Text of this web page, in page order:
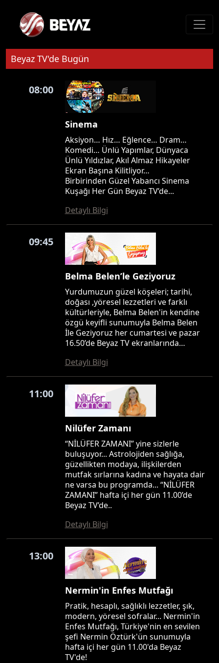
Beyaz TV'de Bugün
08:00
Sinema
Aksiyon… Hız… Eğlence… Dram…
Komedi… Ünlü Yapımlar, Dünyaca
Ünlü Yıldızlar, Akıl Almaz Hikayeler
Ekran Başına Kilitliyor…
Birbirinden Güzel Yabancı Sinema
Kuşağı Her Gün Beyaz TV’de...
Detaylı Bilgi
09:45
Belma Belen’le Geziyoruz
Yurdumuzun güzel köşeleri; tarihi,
doğası ,yöresel lezzetleri ve farklı
kültürleriyle, Belma Belen'in kendine
özgü keyifli sunumuyla Belma Belen
İle Geziyoruz her cumartesi ve pazar
16.50’de Beyaz TV ekranlarında…
Detaylı Bilgi
11:00
Nilüfer Zamanı
“NİLÜFER ZAMANI” yine sizlerle
buluşuyor... Astrolojiden sağlığa,
güzellikten modaya, ilişkilerden
mutfak sırlarına kadına ve hayata dair
ne varsa bu programda... “NİLÜFER
ZAMANI” hafta içi her gün 11.00’de
Beyaz TV’de..
Detaylı Bilgi
13:00
Nermin'in Enfes Mutfağı
Pratik, hesaplı, sağlıklı lezzetler, şık,
modern, yöresel sofralar... Nermin'in
Enfes Mutfağı, Türkiye'nin en sevilen
şefi Nermin Öztürk'ün sunumuyla
hafta içi her gün 11.00'da Beyaz
TV'de!